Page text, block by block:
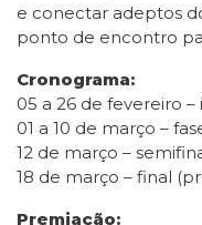
e conectar adeptos
ponto de encontro
Cronograma:
05 a 26 de fevereiro –
01 a 10 de março –
12 de março –
18 de março – final
Premiação: